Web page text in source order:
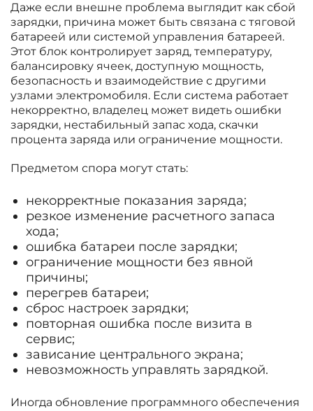
Даже если внешне проблема выглядит как сбой
зарядки, причина может быть связана с тяговой
батареей или системой управления батареей.
Этот блок контролирует заряд, температуру,
балансировку ячеек, доступную мощность,
безопасность и взаимодействие с другими
узлами электромобиля. Если система работает
некорректно, владелец может видеть ошибки
зарядки, нестабильный запас хода, скачки
процента заряда или ограничение мощности.
Предметом спора могут стать:
некорректные показания заряда;
резкое изменение расчетного запаса
хода;
ошибка батареи после зарядки;
ограничение мощности без явной
причины;
перегрев батареи;
сброс настроек зарядки;
повторная ошибка после визита в
сервис;
зависание центрального экрана;
невозможность управлять зарядкой.
Иногда обновление программного обеспечения